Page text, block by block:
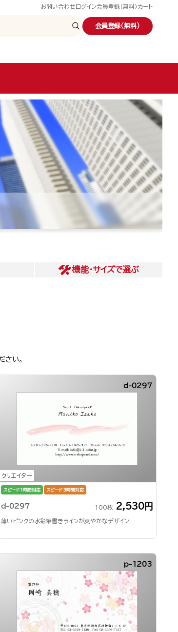
お問い合わせ ログイン会員登録（無料） カート
会員登録（無料）
機能・サイズで選ぶ
さい。
クリエイター
d-0297
スピード1時間対応 スピード3時間対応
d-0297 100枚 2,530円
薄いピンクの水彩筆書きラインが爽やかなデザイン
p-1203